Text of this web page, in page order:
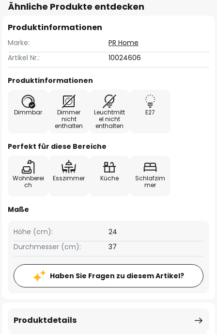
Ähnliche Produkte entdecken
Produktinformationen
Marke:
PR Home
Artikel Nr.:
10024606
Produktinformationen
Dimmbar
Dimmer
nicht
enthalten
Leuchtmitt
el nicht
enthalten
E27
Perfekt für diese Bereiche
Wohnberei
ch
Esszimmer Küche
Schlafzim
mer
Maße
Höhe (cm):
24
Durchmesser (cm):
37
Haben Sie Fragen zu diesem Artikel?
Produktdetails